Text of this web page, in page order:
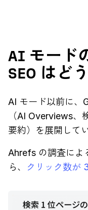
AI モード
SEO はど
AI モード以前に、
（AI Overviews、
要約）を展開して
Ahrefs の調査によ
ら、
クリック数が